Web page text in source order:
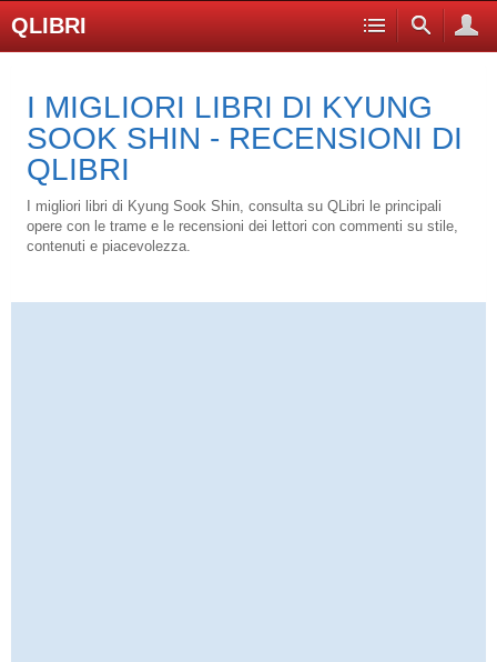
QLIBRI
I MIGLIORI LIBRI DI KYUNG
SOOK SHIN - RECENSIONI DI
QLIBRI
I migliori libri di Kyung Sook Shin, consulta su QLibri le principali
opere con le trame e le recensioni dei lettori con commenti su stile,
contenuti e piacevolezza.